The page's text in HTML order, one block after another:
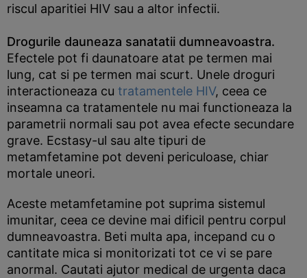
riscul aparitiei HIV sau a altor infectii.
Drogurile dauneaza sanatatii dumneavoastra.
Efectele pot fi daunatoare atat pe termen mai
lung, cat si pe termen mai scurt. Unele droguri
interactioneaza cu tratamentele HIV, ceea ce
inseamna ca tratamentele nu mai functioneaza la
parametrii normali sau pot avea efecte secundare
grave. Ecstasy-ul sau alte tipuri de
metamfetamine pot deveni periculoase, chiar
mortale uneori.
Aceste metamfetamine pot suprima sistemul
imunitar, ceea ce devine mai dificil pentru corpul
dumneavoastra. Beti multa apa, incepand cu o
cantitate mica si monitorizati tot ce vi se pare
anormal. Cautati ajutor medical de urgenta daca